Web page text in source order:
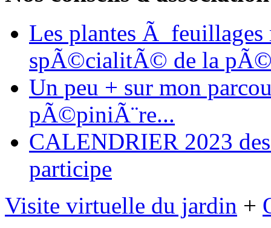
Les plantes Ã feuillages
spÃ©cialitÃ© de la
Un peu + sur mon
pÃ©piniÃ¨re...
CALENDRIER 2023
participe
Visite virtuelle du jardin +